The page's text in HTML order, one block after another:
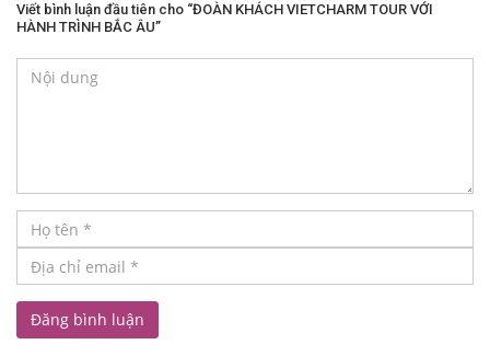
Viết bình luận đầu tiên cho “ĐOÀN KHÁCH VIETCHARM TOUR VỚI
HÀNH TRÌNH BẮC ÂU”